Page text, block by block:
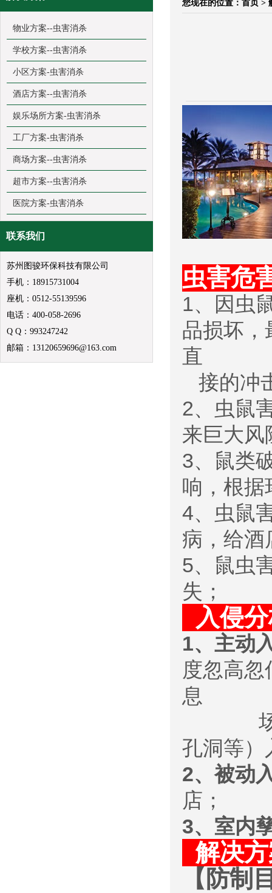
物业方案--虫害消杀
学校方案--虫害消杀
小区方案-虫害消杀
酒店方案--虫害消杀
娱乐场所方案-虫害消杀
工厂方案-虫害消杀
商场方案--虫害消杀
超市方案--虫害消杀
医院方案-虫害消杀
联系我们
苏州图骏环保科技有限公司
手机：18915731004
座机：0512-55139596
电话：400-058-2696
Q Q：993247242
邮箱：13120659696@163.com
您现在的位置： 首页 >
虫害危
1、因虫
品损坏，
直
接的冲
2、虫鼠
来巨大风
3、鼠类
响，根据
4、虫鼠
病，给酒
5、鼠虫
失；
入侵
1、主动
度忽高
息
场所）
孔洞等）
2、被动
店；
3、室内
解决
【防制